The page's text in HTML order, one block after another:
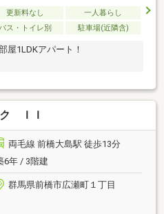
更新料なし
一人暮らし
ス・トイレ別 駐車場(近隣含)
1LDKアパート！
ＩＩ
両毛線 前橋大島駅 徒歩13分
6年 / 3階建
群馬県前橋市広瀬町１丁目